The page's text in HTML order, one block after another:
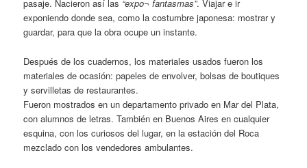
pasaje. Nacieron así las “expo¬ fantasmas”. Viajar e ir
exponiendo donde sea, como la costumbre japonesa: mostrar y
guardar, para que la obra ocupe un instante.
Después de los cuadernos, los materiales usados fueron los
materiales de ocasión: papeles de envolver, bolsas de boutiques
y servilletas de restaurantes.
Fueron mostrados en un departamento privado en Mar del Plata,
con alumnos de letras. También en Buenos Aires en cualquier
esquina, con los curiosos del lugar, en la estación del Roca
mezclado con los vendedores ambulantes.